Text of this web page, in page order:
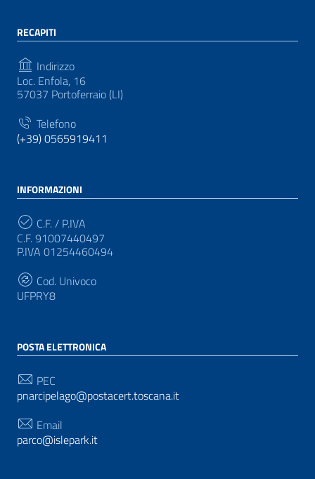
RECAPITI
Indirizzo
Loc. Enfola, 16
57037 Portoferraio (LI)
Telefono
(+39) 0565919411
INFORMAZIONI
C.F. / P.IVA
C.F. 91007440497
P.IVA 01254460494
Cod. Univoco
UFPRY8
POSTA ELETTRONICA
PEC
pnarcipelago@postacert.toscana.it
Email
parco@islepark.it